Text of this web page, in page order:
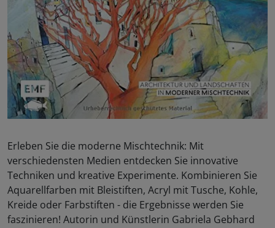
Erleben Sie die moderne Mischtechnik: Mit
verschiedensten Medien entdecken Sie innovative
Techniken und kreative Experimente. Kombinieren Sie
Aquarellfarben mit Bleistiften, Acryl mit Tusche, Kohle,
Kreide oder Farbstiften - die Ergebnisse werden Sie
faszinieren! Autorin und Künstlerin Gabriela Gebhard